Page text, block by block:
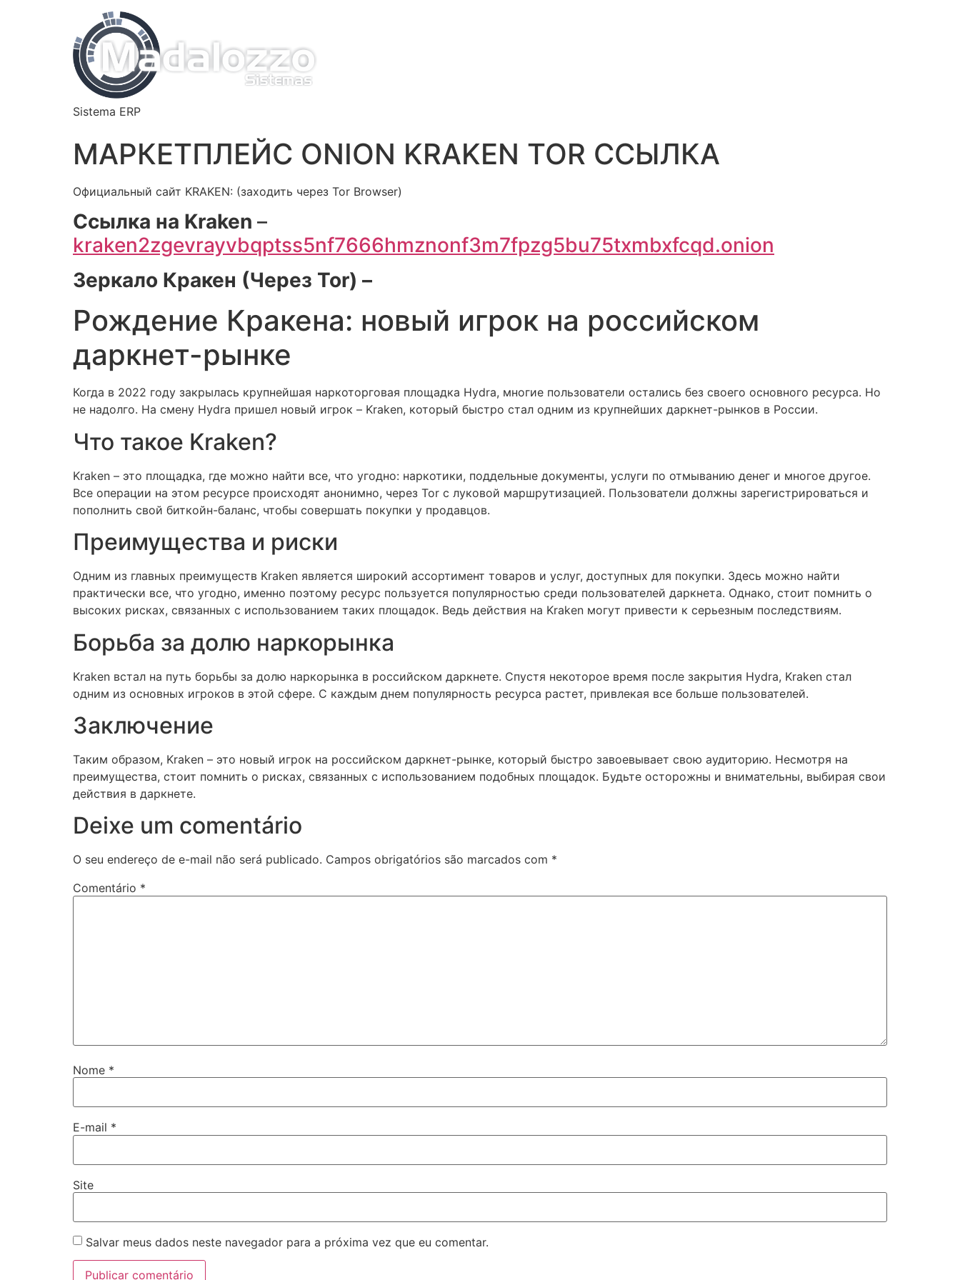
Sistema ERP
МАРКЕТПЛЕЙС ONION KRAKEN TOR ССЫЛКА
Официальный сайт KRAKEN: (заходить через Tor Browser)
Cсылка на Kraken –
kraken2zgevrayvbqptss5nf7666hmznonf3m7fpzg5bu75txmbxfcqd.onion
Зеркало Кракен (Через Tor) –
Рождение Кракена: новый игрок на российском
даркнет-рынке
Когда в 2022 году закрылась крупнейшая наркоторговая площадка Hydra, многие пользователи остались без своего основного ресурса. Но
не надолго. На смену Hydra пришел новый игрок – Kraken, который быстро стал одним из крупнейших даркнет-рынков в России.
Что такое Kraken?
Kraken – это площадка, где можно найти все, что угодно: наркотики, поддельные документы, услуги по отмыванию денег и многое другое.
Все операции на этом ресурсе происходят анонимно, через Tor с луковой маршрутизацией. Пользователи должны зарегистрироваться и
пополнить свой биткойн-баланс, чтобы совершать покупки у продавцов.
Преимущества и риски
Одним из главных преимуществ Kraken является широкий ассортимент товаров и услуг, доступных для покупки. Здесь можно найти
практически все, что угодно, именно поэтому ресурс пользуется популярностью среди пользователей даркнета. Однако, стоит помнить о
высоких рисках, связанных с использованием таких площадок. Ведь действия на Kraken могут привести к серьезным последствиям.
Борьба за долю наркорынка
Kraken встал на путь борьбы за долю наркорынка в российском даркнете. Спустя некоторое время после закрытия Hydra, Kraken стал
одним из основных игроков в этой сфере. С каждым днем популярность ресурса растет, привлекая все больше пользователей.
Заключение
Таким образом, Kraken – это новый игрок на российском даркнет-рынке, который быстро завоевывает свою аудиторию. Несмотря на
преимущества, стоит помнить о рисках, связанных с использованием подобных площадок. Будьте осторожны и внимательны, выбирая свои
действия в даркнете.
Deixe um comentário
O seu endereço de e-mail não será publicado. Campos obrigatórios são marcados com *
Comentário *
Nome *
E-mail *
Site
Salvar meus dados neste navegador para a próxima vez que eu comentar.